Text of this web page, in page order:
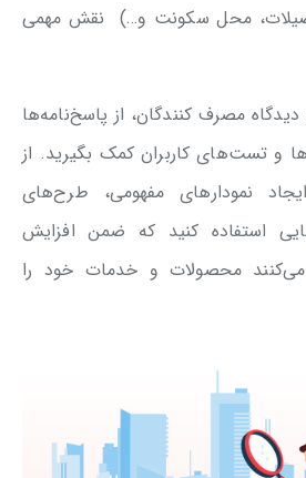
محل سکونت و…) نقش مهمی
مصرف کنندگان، از پاسخ‌نامه‌ها
و تست‌های کاربران کمک بگیرید. از
نمودارهای مفهومی، طرح‌های
استفاده کنید که ضمن افزایش
محصولات و خدمات خود را